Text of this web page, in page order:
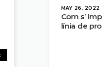
MAY 26, 2022
Com s’
línia de